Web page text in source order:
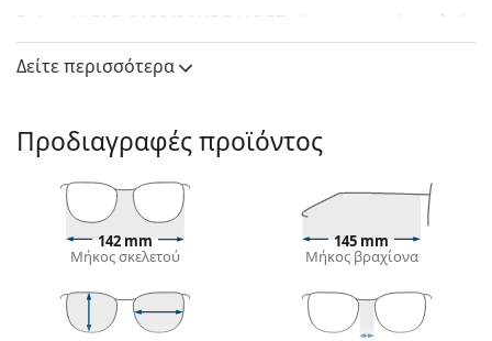
Polaroid PLD 2108/S/X J5G UC 57 είναι αντρικά γυαλιά
ηλίου.
Δείτε πώς φαίνονται πάνω σας αυτά τα γυαλιά ηλίου
Lentiamo.
Το χρυσό χρώμα του σκελετού ταιριάζει απόλυτα
με το ζεστό χρώμα του δέρματος και τα σκούρα
καστανά μαλλιά.
επιλογή για όσους έχουν τετράγωνο, οβάλ ή
τριγωνικό σχήμα προσώπου.
Δείτε περισσότερα
Προδιαγραφές προϊόντος
142 mm
Μήκος σκελετού
145 mm
Μήκος βραχίονα